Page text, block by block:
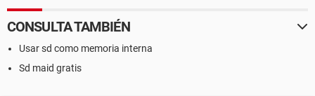
CONSULTA TAMBIÉN
Usar sd como memoria interna
Sd maid gratis